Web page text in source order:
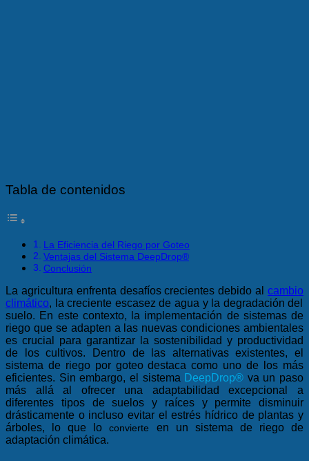
Tabla de contenidos
La Eficiencia del Riego por Goteo
Ventajas del Sistema DeepDrop®
Conclusión
La agricultura enfrenta desafíos crecientes debido al cambio
climático, la creciente escasez de agua y la degradación del
suelo. En este contexto, la implementación de sistemas de
riego que se adapten a las nuevas condiciones ambientales
es crucial para garantizar la sostenibilidad y productividad
de los cultivos. Dentro de las alternativas existentes, el
sistema de riego por goteo destaca como uno de los más
eficientes. Sin embargo, el sistema DeepDrop® va un paso
más allá al ofrecer una adaptabilidad excepcional a
diferentes tipos de suelos y raíces y permite disminuir
drásticamente o incluso evitar el estrés hídrico de plantas y
árboles, lo que loconvierte
en un sistema de riego de
adaptación climática.